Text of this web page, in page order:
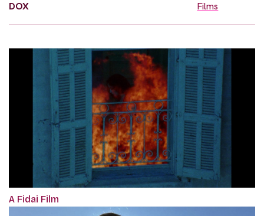
DOX
Films
A Fidai Film